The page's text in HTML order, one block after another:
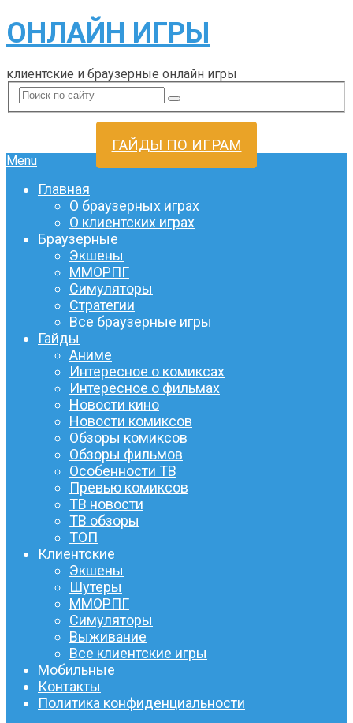
ОНЛАЙН ИГРЫ
клиентские и браузерные онлайн игры
ГАЙДЫ ПО ИГРАМ
Menu
Главная
О браузерных играх
О клиентских играх
Браузерные
Экшены
ММОРПГ
Симуляторы
Стратегии
Все браузерные игры
Гайды
Аниме
Интересное о комиксах
Интересное о фильмах
Новости кино
Новости комиксов
Обзоры комиксов
Обзоры фильмов
Особенности ТВ
Превью комиксов
ТВ новости
ТВ обзоры
ТОП
Клиентские
Экшены
Шутеры
ММОРПГ
Симуляторы
Выживание
Все клиентские игры
Мобильные
Контакты
Политика конфиденциальности